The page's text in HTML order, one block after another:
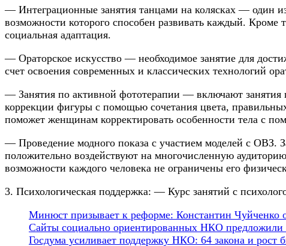
— Интеграционные занятия танцами на колясках — один
возможности которого способен развивать каждый. Кроме
социальная адаптация.
— Ораторское искусство — необходимое занятие для
счет освоения современных и классических технологий
— Занятия по активной фототерапии — включают занятия
коррекции фигуры с помощью сочетания цвета,
поможет женщинам корректировать особенности тела с
— Проведение модного показа с участием моделей с ОВЗ.
положительно воздействуют на многочисленную
возможности каждого человека не ограничены его
3. Психологическая поддержка: — Курс занятий с
Минюст призывает к реформе: Константин Чуйченко
Сайты социально ориентированных НКО предложили
Госдума усиливает поддержку НКО: 64 закона и рост